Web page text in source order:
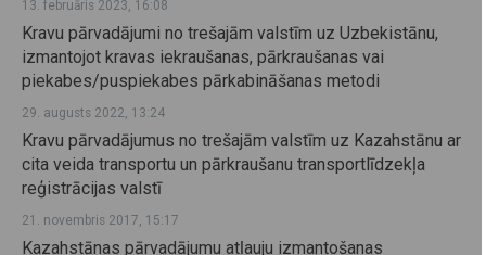
13. februāris 2023, 16:08
Kravu pārvadājumi no trešajām valstīm uz Uzbekistānu,
izmantojot kravas iekraušanas, pārkraušanas vai
piekabes/puspiekabes pārkabināšanas metodi
29. augusts 2022, 13:24
Kravu pārvadājumus no trešajām valstīm uz Kazahstānu ar
cita veida transportu un pārkraušanu transportlīdzekļa
reģistrācijas valstī
21. novembris 2017, 15:17
Kazahstānas pārvadājumu atļauju izmantošanas